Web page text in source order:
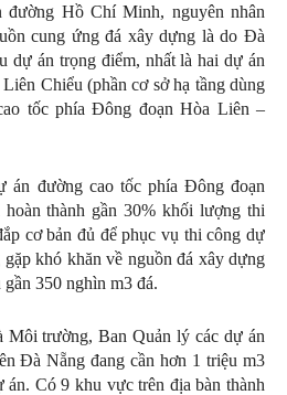
Hồ Chí Minh, nguyên nhân
cung ứng đá xây dựng là do Đà
dự án trọng điểm, nhất là hai dự án
Chiểu (phần cơ sở hạ tầng dùng
tốc phía Đông đoạn Hòa Liên –
án đường cao tốc phía Đông đoạn
thành gần 30% khối lượng thi
cơ bản đủ để phục vụ thi công dự
khó khăn về nguồn đá xây dựng
350 nghìn m3 đá.
Môi trường, Ban Quản lý các dự án
Đà Nẵng đang cần hơn 1 triệu m3
án. Có 9 khu vực trên địa bàn thành